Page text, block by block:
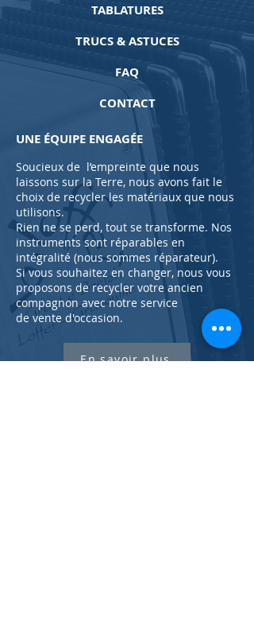
TABLATURES
TRUCS & ASTUCES
FAQ
CONTACT
UNE ÉQUIPE ENGAGÉE
Soucieux de l’empreinte que nous
laissons sur la Terre, nous avons fait le
choix de recycler les matériaux que nous
utilisons.
Rien ne se perd, tout se transforme. Nos
instruments sont réparables en
intégralité (nous sommes réparateur).
Si vous souhaitez en changer, nous vous
proposons de recycler votre ancien
compagnon avec notre service
de vente d'occasion.
En savoir plus